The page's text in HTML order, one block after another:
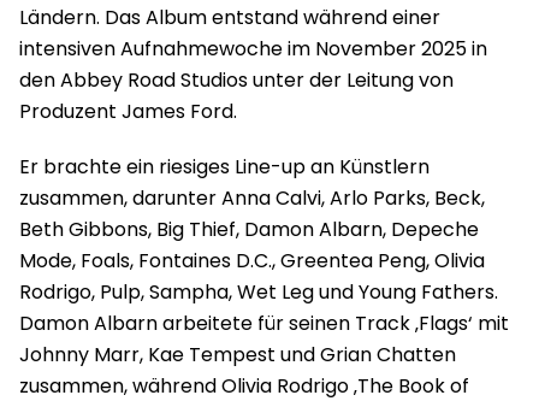
Ländern. Das Album entstand während einer
intensiven Aufnahmewoche im November 2025 in
den Abbey Road Studios unter der Leitung von
Produzent James Ford.
Er brachte ein riesiges Line-up an Künstlern
zusammen, darunter Anna Calvi, Arlo Parks, Beck,
Beth Gibbons, Big Thief, Damon Albarn, Depeche
Mode, Foals, Fontaines D.C., Greentea Peng, Olivia
Rodrigo, Pulp, Sampha, Wet Leg und Young Fathers.
Damon Albarn arbeitete für seinen Track ‚Flags‘ mit
Johnny Marr, Kae Tempest und Grian Chatten
zusammen, während Olivia Rodrigo ‚The Book of